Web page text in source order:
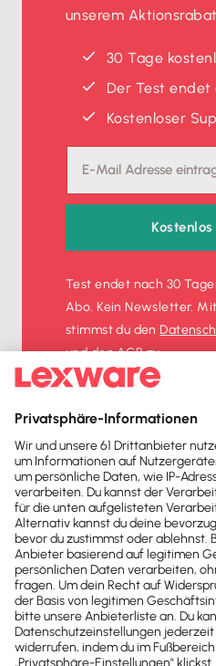
unserem
30 Tage
Der Test endet
Kostenloser
Test endet nach 30
Abo. Kein Newsletter.
stimmst du den
und denAGBzu.
Newsletter
Brandheiße
News direkt in
dein Postfach